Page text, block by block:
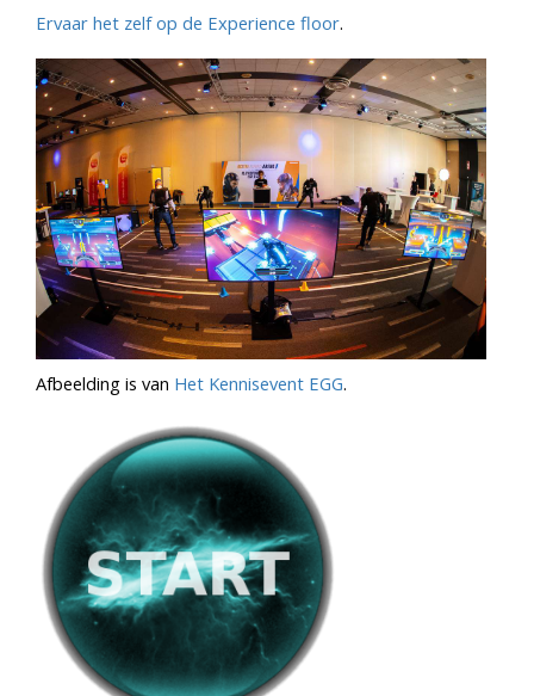
Ervaar het zelf op de Experience floor.
Afbeelding is van Het Kennisevent EGG.